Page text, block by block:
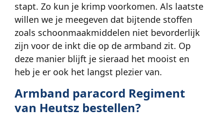
stapt. Zo kun je krimp voorkomen. Als laatste
willen we je meegeven dat bijtende stoffen
zoals schoonmaakmiddelen niet bevorderlijk
zijn voor de inkt die op de armband zit. Op
deze manier blijft je sieraad het mooist en
heb je er ook het langst plezier van.
Armband paracord Regiment
van Heutsz bestellen?